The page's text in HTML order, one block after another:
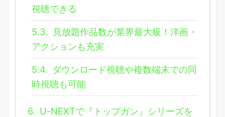
視聴できる
5.3. 見放題作品数が業界最大級！洋画・
アクションも充実
5.4. ダウンロード視聴や複数端末での同
時視聴も可能
6. U-NEXTで『トップガン』シリーズを